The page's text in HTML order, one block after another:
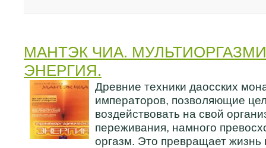
МАНТЭК ЧИА.
ЭНЕРГИЯ.
Древние техники даосских
императоров, позволяющие
воздействовать на свой
переживания, намного
оргазм. Это превращает жизнь